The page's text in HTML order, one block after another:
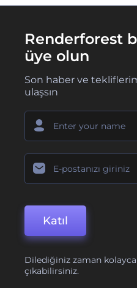
Renderforest
üye olun
Son haber ve
ulaşsın
Katıl
Dilediğiniz zaman
çıkabilirsiniz.